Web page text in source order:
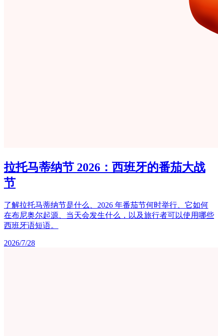
拉托马蒂纳节 2026：西班牙的番茄大战
节
了解拉托马蒂纳节是什么、2026 年番茄节何时举行、它如何
在布尼奥尔起源、当天会发生什么，以及旅行者可以使用哪些
西班牙语短语。
2026/7/28